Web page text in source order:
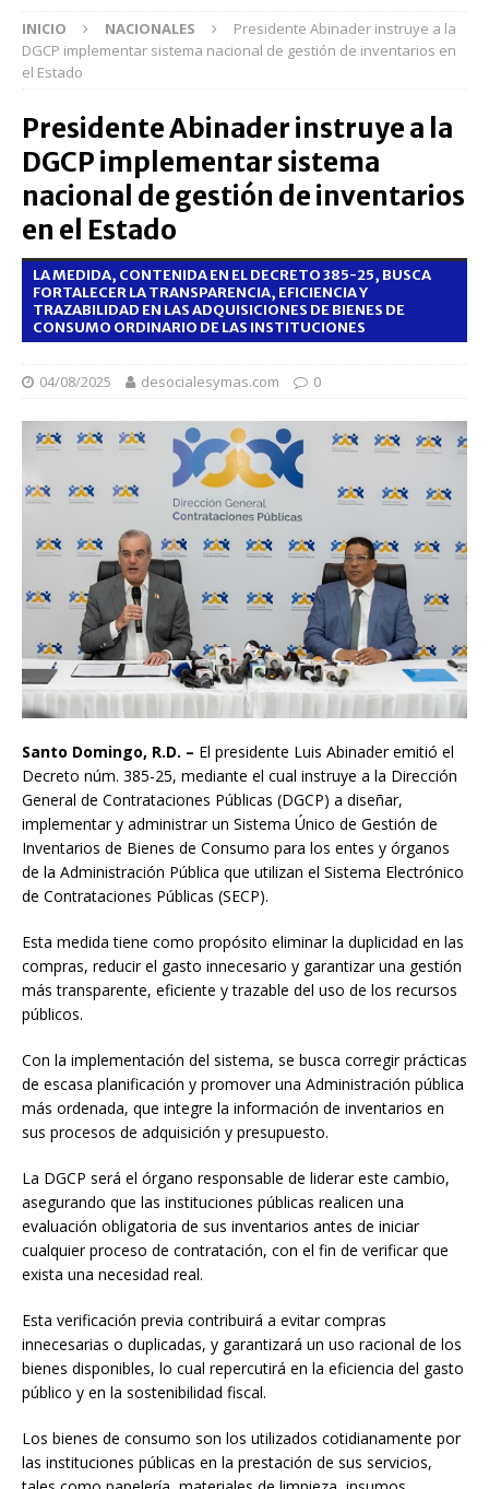
INICIO NACIONALES
Presidente Abinader instruye a la
DGCP implementar sistema nacional de gestión de inventarios en
el Estado
Presidente Abinader instruye a la
DGCP implementar sistema
nacional de gestión de inventarios
en el Estado
LA MEDIDA, CONTENIDA EN EL DECRETO 385-25, BUSCA
FORTALECER LA TRANSPARENCIA, EFICIENCIA Y
TRAZABILIDAD EN LAS ADQUISICIONES DE BIENES DE
CONSUMO ORDINARIO DE LAS INSTITUCIONES
04/08/2025 desocialesymas.com 0
Santo Domingo, R.D. – El presidente Luis Abinader emitió el
Decreto núm. 385-25, mediante el cual instruye a la Dirección
General de Contrataciones Públicas (DGCP) a diseñar,
implementar y administrar un Sistema Único de Gestión de
Inventarios de Bienes de Consumo para los entes y órganos
de la Administración Pública que utilizan el Sistema Electrónico
de Contrataciones Públicas (SECP).
Esta medida tiene como propósito eliminar la duplicidad en las
compras, reducir el gasto innecesario y garantizar una gestión
más transparente, eficiente y trazable del uso de los recursos
públicos.
Con la implementación del sistema, se busca corregir prácticas
de escasa planificación y promover una Administración pública
más ordenada, que integre la información de inventarios en
sus procesos de adquisición y presupuesto.
La DGCP será el órgano responsable de liderar este cambio,
asegurando que las instituciones públicas realicen una
evaluación obligatoria de sus inventarios antes de iniciar
cualquier proceso de contratación, con el fin de verificar que
exista una necesidad real.
Esta verificación previa contribuirá a evitar compras
innecesarias o duplicadas, y garantizará un uso racional de los
bienes disponibles, lo cual repercutirá en la eficiencia del gasto
público y en la sostenibilidad fiscal.
Los bienes de consumo son los utilizados cotidianamente por
las instituciones públicas en la prestación de sus servicios,